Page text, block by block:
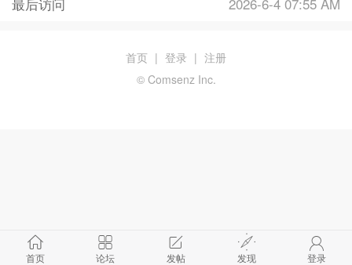
首页 论坛 发帖 发现 登录
首页 | 登录 | 注册
© Comsenz Inc.